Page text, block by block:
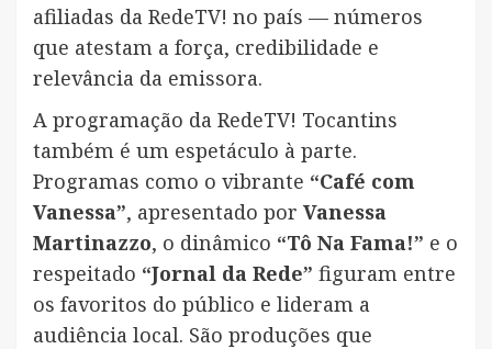
afiliadas da RedeTV! no país — números
que atestam a força, credibilidade e
relevância da emissora.
A programação da RedeTV! Tocantins
também é um espetáculo à parte.
Programas como o vibrante “Café com
Vanessa”, apresentado por Vanessa
Martinazzo, o dinâmico “Tô Na Fama!” e o
respeitado “Jornal da Rede” figuram entre
os favoritos do público e lideram a
audiência local. São produções que